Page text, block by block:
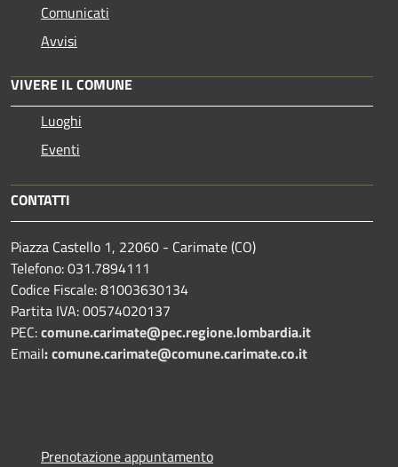
Comunicati
Avvisi
VIVERE IL COMUNE
Luoghi
Eventi
CONTATTI
Piazza Castello 1, 22060 - Carimate (CO)
Telefono: 031.7894111
Codice Fiscale: 81003630134
Partita IVA: 00574020137
PEC:comune.carimate@pec.regione.lombardia.it
Email:comune.carimate@comune.carimate.co.it
Prenotazione appuntamento